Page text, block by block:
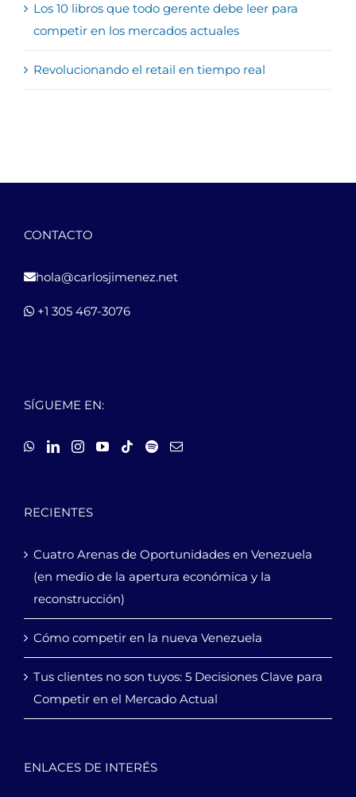
Los 10 libros que todo gerente debe leer para
competir en los mercados actuales
Revolucionando el retail en tiempo real
CONTACTO
hola@carlosjimenez.net
+1 305 467-3076
SÍGUEME EN:
RECIENTES
Cuatro Arenas de Oportunidades en Venezuela
(en medio de la apertura económica y la
reconstrucción)
Cómo competir en la nueva Venezuela
Tus clientes no son tuyos: 5 Decisiones Clave para
Competir en el Mercado Actual
ENLACES DE INTERÉS